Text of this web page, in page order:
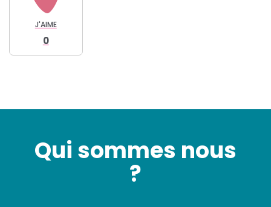
J'AIME
0
Qui sommes nous
?